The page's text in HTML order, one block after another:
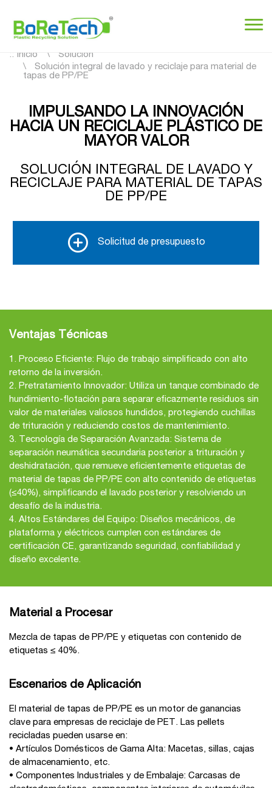
:: Inicio
Solución
Solución integral de lavado y reciclaje para material de
tapas de PP/PE
IMPULSANDO LA INNOVACIÓN
HACIA UN RECICLAJE PLÁSTICO DE
MAYOR VALOR
SOLUCIÓN INTEGRAL DE LAVADO Y
RECICLAJE PARA MATERIAL DE TAPAS
DE PP/PE
Solicitud de presupuesto
Ventajas Técnicas
1. Proceso Eficiente: Flujo de trabajo simplificado con alto
retorno de la inversión.
2. Pretratamiento Innovador: Utiliza un tanque combinado de
hundimiento-flotación para separar eficazmente residuos sin
valor de materiales valiosos hundidos, protegiendo cuchillas
de trituración y reduciendo costos de mantenimiento.
3. Tecnología de Separación Avanzada: Sistema de
separación neumática secundaria posterior a trituración y
deshidratación, que remueve eficientemente etiquetas de
material de tapas de PP/PE con alto contenido de etiquetas
(≤40%), simplificando el lavado posterior y resolviendo un
desafío de la industria.
4. Altos Estándares del Equipo: Diseños mecánicos, de
plataforma y eléctricos cumplen con estándares de
certificación CE, garantizando seguridad, confiabilidad y
diseño excelente.
Material a Procesar
Mezcla de tapas de PP/PE y etiquetas con contenido de
etiquetas ≤ 40%.
Escenarios de Aplicación
El material de tapas de PP/PE es un motor de ganancias
clave para empresas de reciclaje de PET. Las pellets
recicladas pueden usarse en:
• Artículos Domésticos de Gama Alta: Macetas, sillas, cajas
de almacenamiento, etc.
• Componentes Industriales y de Embalaje: Carcasas de